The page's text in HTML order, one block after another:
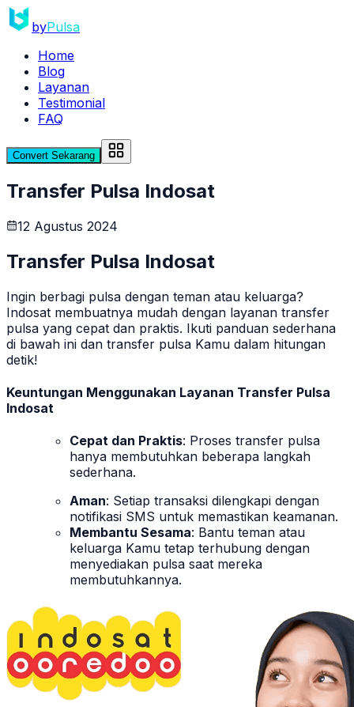
byPulsa
Home
Blog
Layanan
Testimonial
FAQ
Convert Sekarang
Transfer Pulsa Indosat
12 Agustus 2024
Transfer Pulsa Indosat
Ingin berbagi pulsa dengan teman atau keluarga?
Indosat membuatnya mudah dengan layanan transfer
pulsa yang cepat dan praktis. Ikuti panduan sederhana
di bawah ini dan transfer pulsa Kamu dalam hitungan
detik!
Keuntungan Menggunakan Layanan Transfer Pulsa
Indosat
Cepat dan Praktis: Proses transfer pulsa
hanya membutuhkan beberapa langkah
sederhana.
Aman: Setiap transaksi dilengkapi dengan
notifikasi SMS untuk memastikan keamanan.
Membantu Sesama: Bantu teman atau
keluarga Kamu tetap terhubung dengan
menyediakan pulsa saat mereka
membutuhkannya.